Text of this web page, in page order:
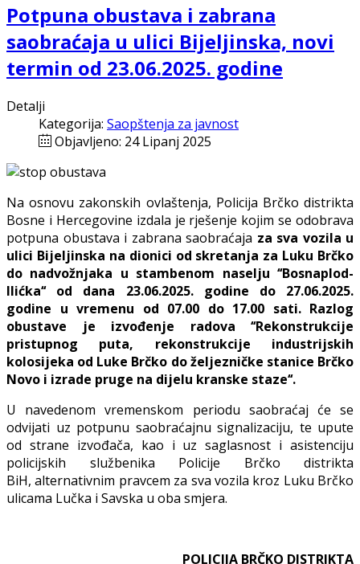
Potpuna obustava i zabrana
saobraćaja u ulici Bijeljinska, novi
termin od 23.06.2025. godine
Detalji
Kategorija: Saopštenja za javnost
Objavljeno: 24 Lipanj 2025
Na osnovu zakonskih ovlaštenja, Policija Brčko distrikta
Bosne i Hercegovine izdala je rješenje kojim se odobrava
potpuna obustava i zabrana saobraćaja za sva vozila u
ulici Bijeljinska na dionici od skretanja za Luku Brčko
do nadvožnjaka u stambenom naselju ‘‘Bosnaplod-
Ilićka‘‘ od dana 23.06.2025. godine do 27.06.2025.
godine u vremenu od 07.00 do 17.00 sati. Razlog
obustave je
izvođenje radova ‘‘Rekonstrukcije
pristupnog puta, rekonstrukcije industrijskih
kolosijeka od Luke Brčko do željezničke stanice Brčko
Novo i izrade pruge na dijelu kranske staze‘‘.
U navedenom vremenskom periodu saobraćaj će se
odvijati uz potpunu saobraćajnu signalizaciju, te upute
od strane izvođača, kao i uz saglasnost i asistenciju
policijskih službenika Policije Brčko distrikta
BiH, alternativnim pravcem za sva vozila kroz Luku Brčko
ulicama Lučka i Savska u oba smjera.
POLICIJA BRČKO DISTRIKTA